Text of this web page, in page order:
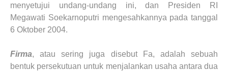
menyetujui undang-undang ini, dan Presiden RI
Megawati Soekarnoputri mengesahkannya pada tanggal
6 Oktober 2004.
Firma, atau sering juga disebut Fa, adalah sebuah
bentuk persekutuan untuk menjalankan usaha antara dua